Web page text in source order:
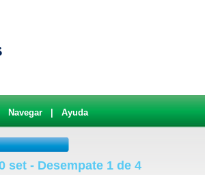
Navegar Ayuda
set - Desempate 1 de 4